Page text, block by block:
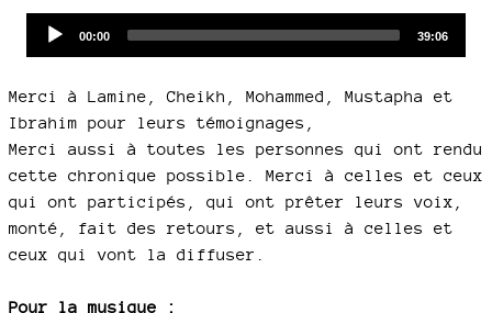
Current
00:00
Total
39:06
Merci à Lamine, Cheikh, Mohammed, Mustapha et
Ibrahim pour leurs témoignages,
Merci aussi à toutes les personnes qui ont rendu
cette chronique possible. Merci à celles et ceux
qui ont participés, qui ont prêter leurs voix,
monté, fait des retours, et aussi à celles et
ceux qui vont la diffuser.
Pour la musique :